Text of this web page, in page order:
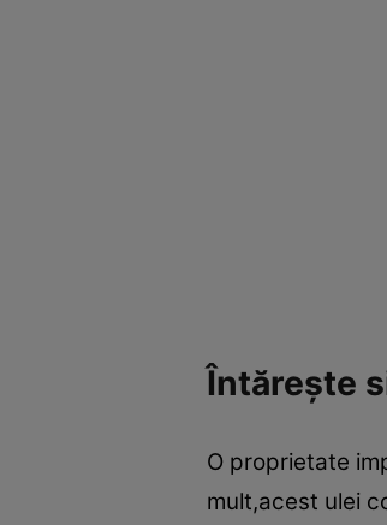
Întăreşte
O proprietate
mult,acest ulei